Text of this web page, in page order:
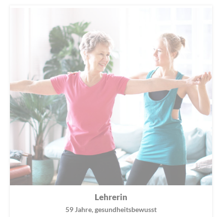
Lehrerin
59 Jahre, gesundheitsbewusst